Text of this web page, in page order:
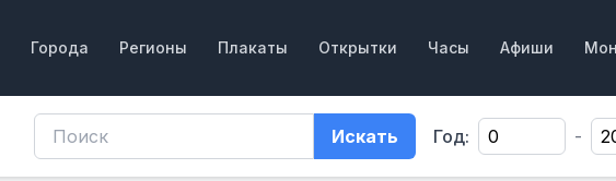
Города Регионы Плакаты Открытки Часы Афиши
Искать Год: -